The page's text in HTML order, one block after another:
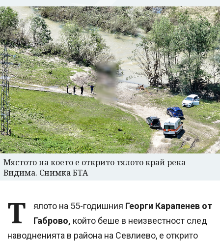
Мястото на което е открито тялото край река
Видима. Снимка БТА
Т ялото на 55-годишния Георги Карапенев от
Габрово, който беше в неизвестност след
наводненията в района на Севлиево, е открито